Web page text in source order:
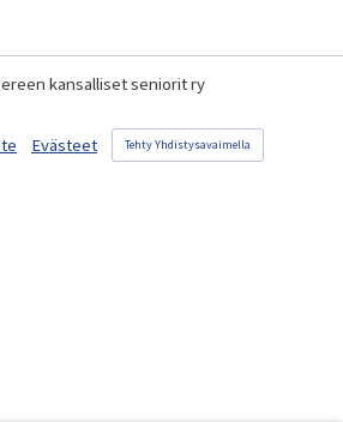
kansalliset seniorit ry
Evästeet Tehty Yhdistysavaimella